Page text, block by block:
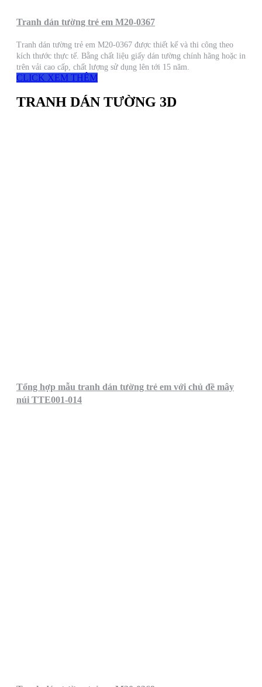
Tranh dán tường trẻ em M20-0367
Tranh dán tường trẻ em M20-0367 được thiết kế và thi công theo
kích thước thực tế. Bằng chất liệu giấy dán tường chính hãng hoặc in
trên vải cao cấp, chất lượng sử dụng lên tới 15 năm.
CLICK XEM THÊM
TRANH DÁN TƯỜNG 3D
Tổng hợp mẫu tranh dán tường trẻ em với chủ đề mây
núi TTE001-014